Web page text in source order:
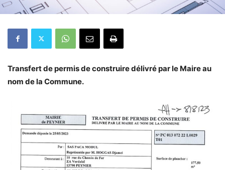
Transfert de permis de construire délivré par le Maire au
nom de la Commune.